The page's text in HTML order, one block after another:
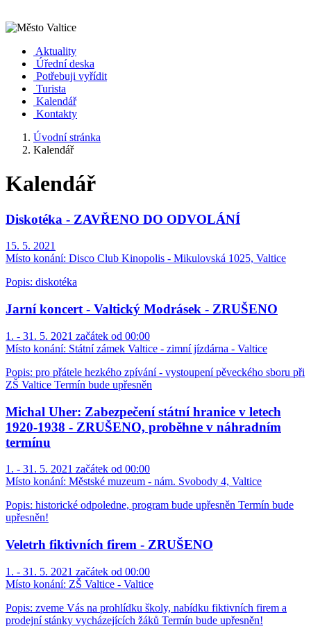
Aktuality
Úřední deska
Potřebuji vyřídit
Turista
Kalendář
Kontakty
Úvodní stránka
Kalendář
Kalendář
Diskotéka - ZAVŘENO DO ODVOLÁNÍ
15. 5. 2021
Místo konání: Disco Club Kinopolis - Mikulovská 1025, Valtice
Popis: diskotéka
Jarní koncert - Valtický Modrásek - ZRUŠENO
1. - 31. 5. 2021 začátek od 00:00
Místo konání: Státní zámek Valtice - zimní jízdárna - Valtice
Popis: pro přátele hezkého zpívání - vystoupení pěveckého sboru při
ZŠ Valtice Termín bude upřesněn
Michal Uher: Zabezpečení státní hranice v letech
1920-1938 - ZRUŠENO, proběhne v náhradním
termínu
1. - 31. 5. 2021 začátek od 00:00
Místo konání: Městské muzeum - nám. Svobody 4, Valtice
Popis: historické odpoledne, program bude upřesněn Termín bude
upřesněn!
Veletrh fiktivních firem - ZRUŠENO
1. - 31. 5. 2021 začátek od 00:00
Místo konání: ZŠ Valtice - Valtice
Popis: zveme Vás na prohlídku školy, nabídku fiktivních firem a
prodejní stánky vycházejících žáků Termín bude upřesněn!